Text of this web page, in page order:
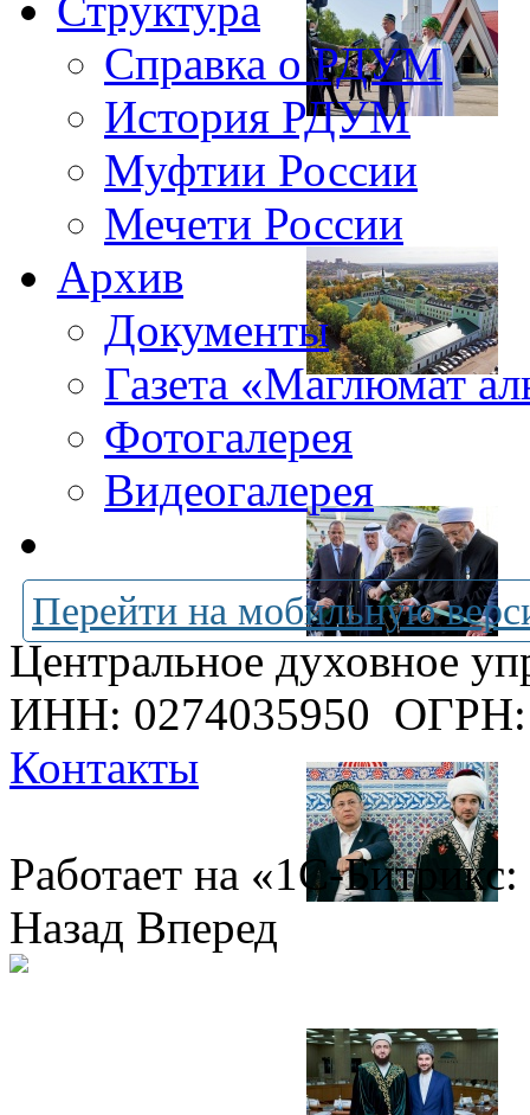
Справка о РДУМ
История РДУМ
Муфтии России
Мечети России
Архив
Документы
Газета «Маглюмат
Фотогалерея
Видеогалерея
Перейти на мобильную
Центральное духовное
ИНН: 0274035950 ОГРН:
Контакты
Работает на «1С-
Назад Вперед